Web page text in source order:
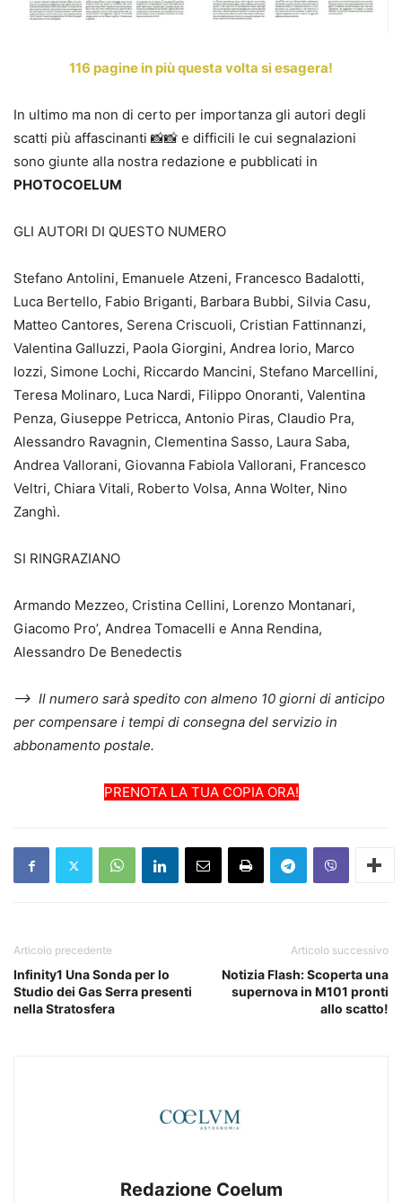
116 pagine in più questa volta si esagera!
In ultimo ma non di certo per importanza gli autori degli
scatti più affascinanti 📸📸 e difficili le cui segnalazioni
sono giunte alla nostra redazione e pubblicati in
PHOTOCOELUM
GLI AUTORI DI QUESTO NUMERO
Stefano Antolini, Emanuele Atzeni, Francesco Badalotti,
Luca Bertello, Fabio Briganti, Barbara Bubbi, Silvia Casu,
Matteo Cantores, Serena Criscuoli, Cristian Fattinnanzi,
Valentina Galluzzi, Paola Giorgini, Andrea Iorio, Marco
Iozzi, Simone Lochi, Riccardo Mancini, Stefano Marcellini,
Teresa Molinaro, Luca Nardi, Filippo Onoranti, Valentina
Penza, Giuseppe Petricca, Antonio Piras, Claudio Pra,
Alessandro Ravagnin, Clementina Sasso, Laura Saba,
Andrea Vallorani, Giovanna Fabiola Vallorani, Francesco
Veltri, Chiara Vitali, Roberto Volsa, Anna Wolter, Nino
Zanghì.
SI RINGRAZIANO
Armando Mezzeo, Cristina Cellini, Lorenzo Montanari,
Giacomo Pro’, Andrea Tomacelli e Anna Rendina,
Alessandro De Benedectis
—-> Il numero sarà spedito con almeno 10 giorni di anticipo
per compensare i tempi di consegna del servizio in
abbonamento postale.
PRENOTA LA TUA COPIA ORA!
Articolo precedente
Infinity1 Una Sonda per lo
Studio dei Gas Serra presenti
nella Stratosfera
Articolo successivo
Notizia Flash: Scoperta una
supernova in M101 pronti
allo scatto!
Redazione Coelum